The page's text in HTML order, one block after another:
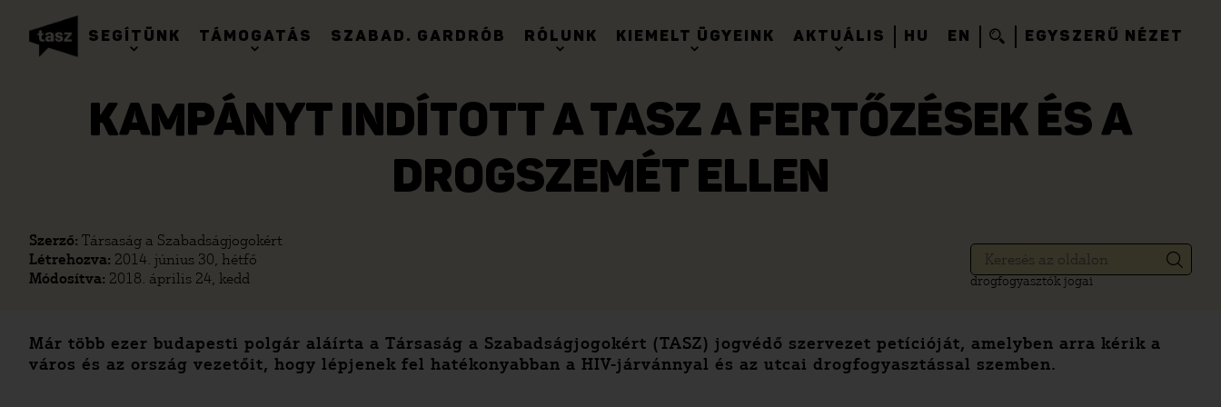
SEGÍTÜNK TÁMOGATÁS SZABAD. GARDRÓB RÓLUNK KIEMELT ÜGYEINK AKTUÁLIS HU EN EGYSZERŰ NÉZET
KAMPÁNYT INDÍTOTT A TASZ A FERTŐZÉSEK ÉS A
DROGSZEMÉT ELLEN
Szerző: Társaság a Szabadságjogokért
Létrehozva: 2014. június 30, hétfő
Módosítva: 2018. április 24, kedd drogfogyasztók jogai
Már több ezer budapesti polgár aláírta a Társaság a Szabadságjogokért (TASZ) jogvédő szervezet petícióját, amelyben arra kérik a
város és az ország vezetőit, hogy lépjenek fel hatékonyabban a HIV-járvánnyal és az utcai drogfogyasztással szemben.